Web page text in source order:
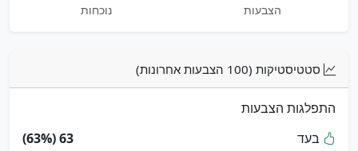
הצבעות נוכחות
סטטיסטיקות (100 הצבעות אחרונות)
התפלגות הצבעות
בעד
63 (63%)